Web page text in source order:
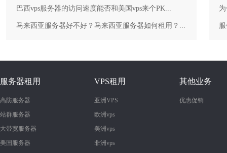
巴西vps服务器的访问速度能否和美国vps来个PK...
马来西亚服务器好不好？马来西亚服务器如何租用？...
服务器租用
高防服务器
站群服务器
大带宽服务器
美国服务器
VPS租用
亚洲VPS
欧洲vps
美洲vps
非洲vps
其他业务
优惠促销